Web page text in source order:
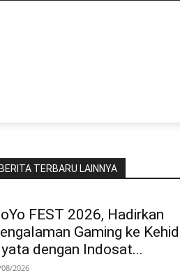
BERITA TERBARU LAINNYA
FEST 2026, Hadirkan
Gaming ke
dengan Indosat...
2026